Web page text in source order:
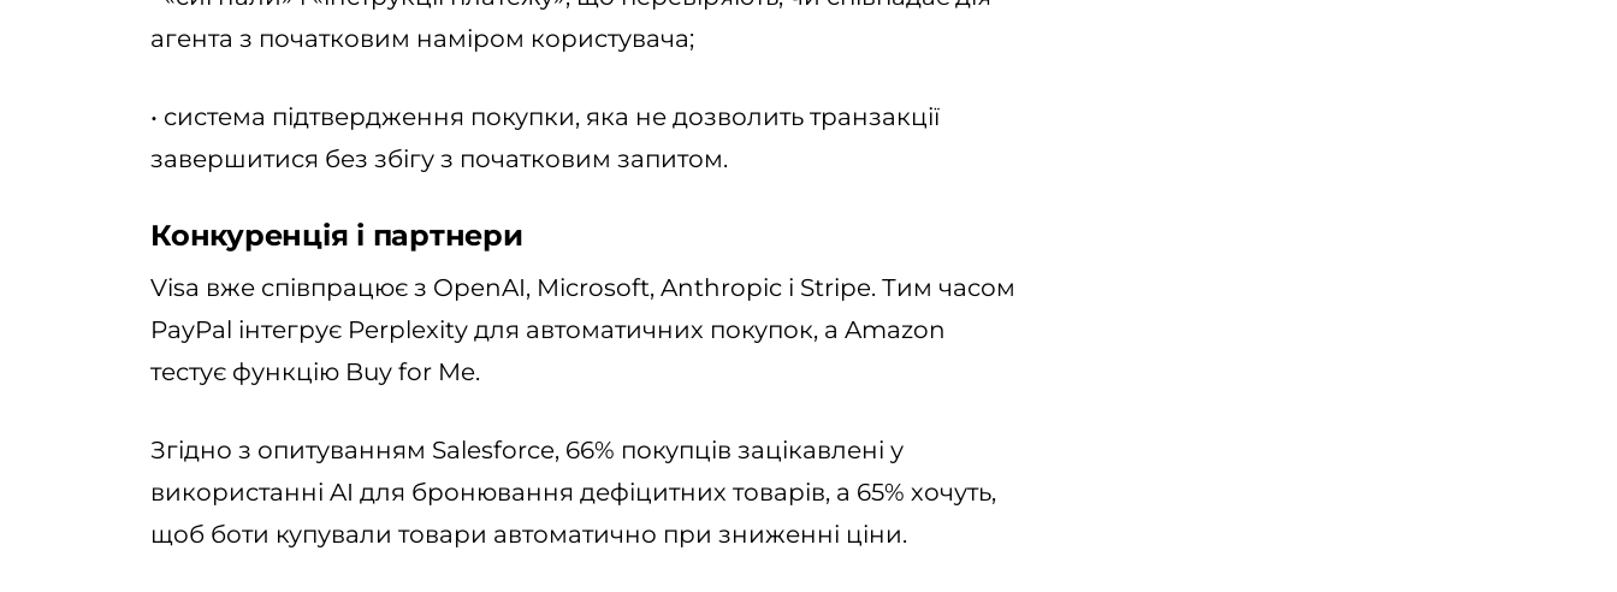
агента з початковим наміром користувача;
• система підтвердження покупки, яка не дозволить транзакції
завершитися без збігу з початковим запитом.
Конкуренція і партнери
Visa вже співпрацює з OpenAI, Microsoft, Anthropic і Stripe. Тим часом
PayPal інтегрує Perplexity для автоматичних покупок, а Amazon
тестує функцію Buy for Me.
Згідно з опитуванням Salesforce, 66% покупців зацікавлені у
використанні AI для бронювання дефіцитних товарів, а 65% хочуть,
щоб боти купували товари автоматично при зниженні ціни.